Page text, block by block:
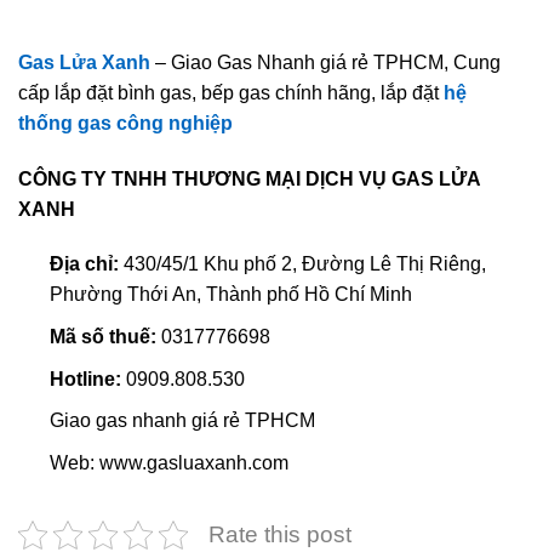
Gas Lửa Xanh – Giao Gas Nhanh giá rẻ TPHCM, Cung
cấp lắp đặt bình gas, bếp gas chính hãng, lắp đặt hệ
thống gas công nghiệp
CÔNG TY TNHH THƯƠNG MẠI DỊCH VỤ GAS LỬA
XANH
Địa chỉ: 430/45/1 Khu phố 2, Đường Lê Thị Riêng,
Phường Thới An, Thành phố Hồ Chí Minh
Mã số thuế: 0317776698
Hotline: 0909.808.530
Giao gas nhanh giá rẻ TPHCM
Web: www.gasluaxanh.com
Rate this post